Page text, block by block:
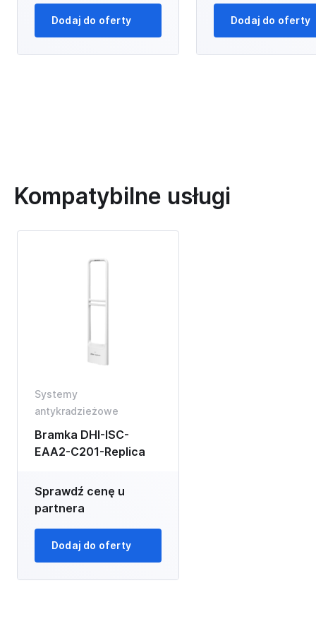
Dodaj do oferty Dodaj do oferty
Kompatybilne usługi
Systemy
antykradzieżowe
Bramka DHI-ISC-
EAA2-C201-Replica
Sprawdź cenę u
partnera
Dodaj do oferty